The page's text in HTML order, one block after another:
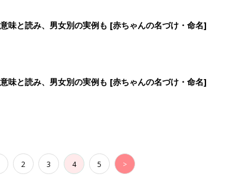
味と読み、男女別の実例も [赤ちゃんの名づけ・命名]
味と読み、男女別の実例も [赤ちゃんの名づけ・命名]
2 3 4 5 >